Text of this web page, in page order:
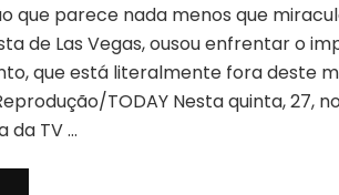
que parece nada menos que
de Las Vegas, ousou enfrentar o
que está literalmente fora deste
TODAY Nesta quinta, 27,
da TV …